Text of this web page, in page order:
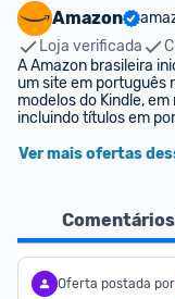
Amazon
Loja verificada
A Amazon brasileira
um site em português
modelos do Kindle,
incluindo títulos em
Ver mais ofertas
Oferta postada por